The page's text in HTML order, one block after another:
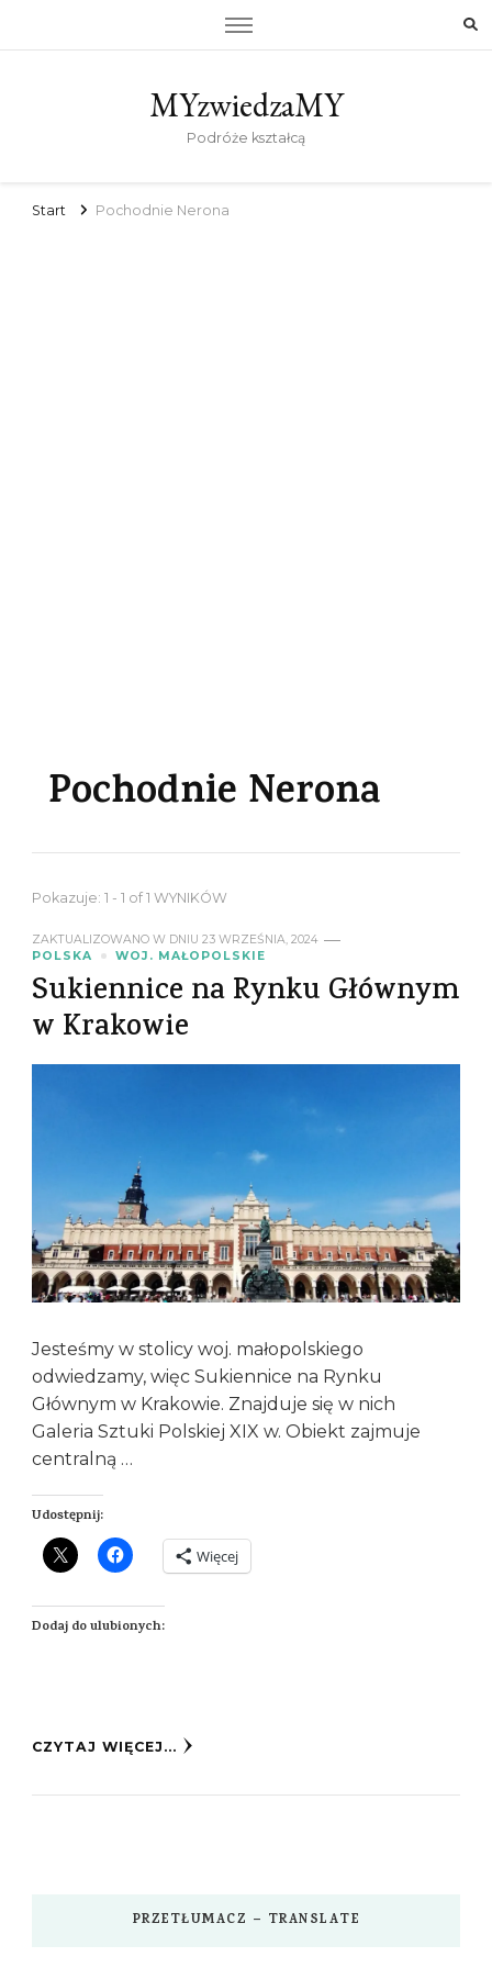
MYzwiedzaMY
Podróże kształcą
Start Pochodnie Nerona
Pochodnie Nerona
Pokazuje: 1 - 1 of 1 WYNIKÓW
ZAKTUALIZOWANO W DNIU 23 WRZEŚNIA, 2024
POLSKA
WOJ. MAŁOPOLSKIE
Sukiennice na Rynku Głównym
w Krakowie
Jesteśmy w stolicy woj. małopolskiego
odwiedzamy, więc Sukiennice na Rynku
Głównym w Krakowie. Znajduje się w nich
Galeria Sztuki Polskiej XIX w. Obiekt zajmuje
centralną …
Udostępnij:
Więcej
Dodaj do ulubionych:
CZYTAJ WIĘCEJ...
PRZETŁUMACZ – TRANSLATE